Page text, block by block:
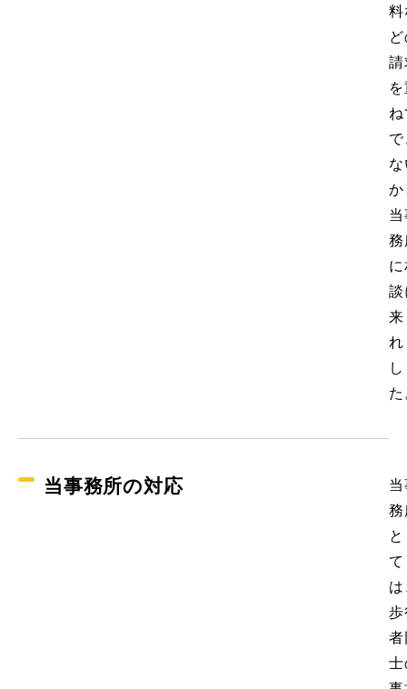
し
当事務所の対応
て